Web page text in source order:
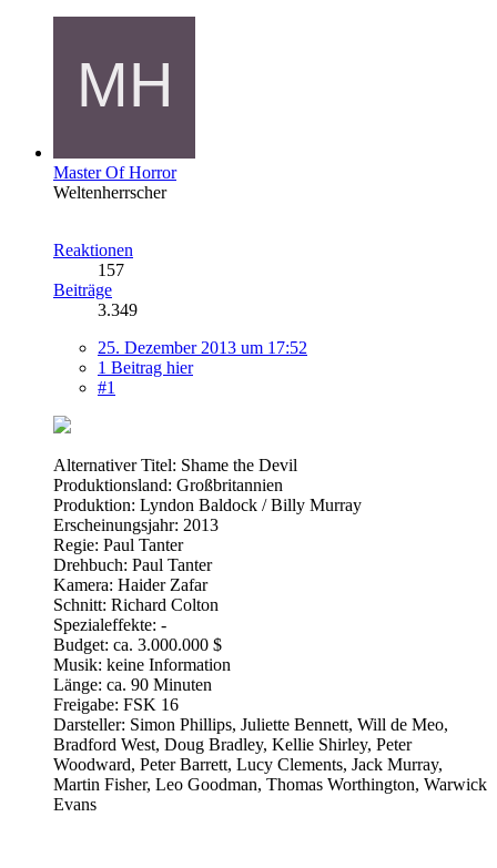
Master Of Horror
Weltenherrscher
Reaktionen
157
Beiträge
3.349
25. Dezember 2013 um 17:52
1 Beitrag hier
#1
Alternativer Titel: Shame the Devil
Produktionsland: Großbritannien
Produktion: Lyndon Baldock / Billy Murray
Erscheinungsjahr: 2013
Regie: Paul Tanter
Drehbuch: Paul Tanter
Kamera: Haider Zafar
Schnitt: Richard Colton
Spezialeffekte: -
Budget: ca. 3.000.000 $
Musik: keine Information
Länge: ca. 90 Minuten
Freigabe: FSK 16
Darsteller: Simon Phillips, Juliette Bennett, Will de Meo,
Bradford West, Doug Bradley, Kellie Shirley, Peter
Woodward, Peter Barrett, Lucy Clements, Jack Murray,
Martin Fisher, Leo Goodman, Thomas Worthington, Warwick
Evans